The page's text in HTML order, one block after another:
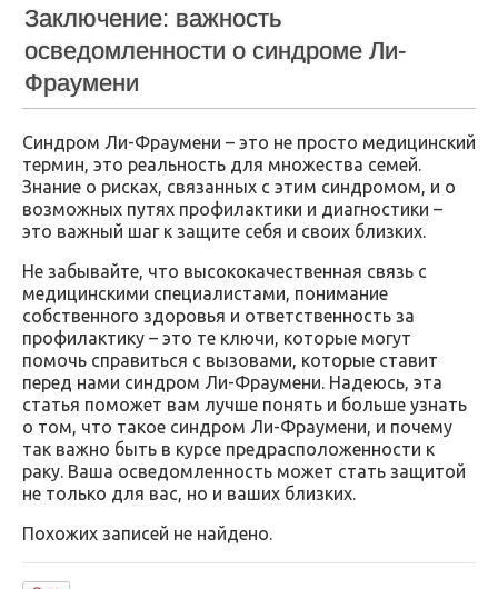
Заключение: важность
осведомленности о синдроме Ли-
Фраумени
Синдром Ли-Фраумени – это не просто медицинский
термин, это реальность для множества семей.
Знание о рисках, связанных с этим синдромом, и о
возможных путях профилактики и диагностики –
это важный шаг к защите себя и своих близких.
Не забывайте, что высококачественная связь с
медицинскими специалистами, понимание
собственного здоровья и ответственность за
профилактику – это те ключи, которые могут
помочь справиться с вызовами, которые ставит
перед нами синдром Ли-Фраумени. Надеюсь, эта
статья поможет вам лучше понять и больше узнать
о том, что такое синдром Ли-Фраумени, и почему
так важно быть в курсе предрасположенности к
раку. Ваша осведомленность может стать защитой
не только для вас, но и ваших близких.
Похожих записей не найдено.